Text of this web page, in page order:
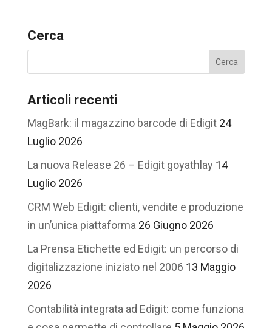
Cerca
Articoli recenti
MagBark: il magazzino barcode di Edigit 24
Luglio 2026
La nuova Release 26 – Edigit goyathlay 14
Luglio 2026
CRM Web Edigit: clienti, vendite e produzione
in un’unica piattaforma 26 Giugno 2026
La Prensa Etichette ed Edigit: un percorso di
digitalizzazione iniziato nel 2006 13 Maggio
2026
Contabilità integrata ad Edigit: come funziona